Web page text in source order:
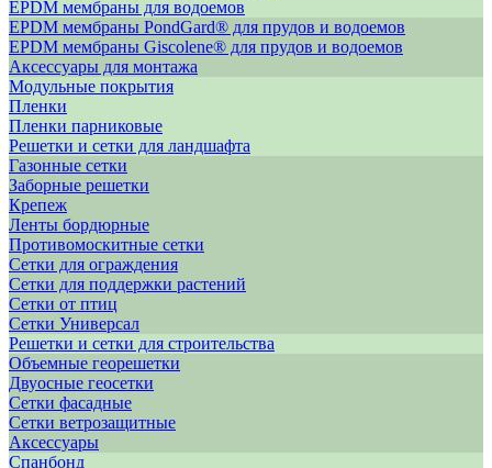
ЕРDM мембраны для водоемов
EPDM мембраны PondGard® для прудов и водоемов
EPDM мембраны Giscolene® для прудов и водоемов
Аксессуары для монтажа
Модульные покрытия
Пленки
Пленки парниковые
Решетки и сетки для ландшафта
Газонные сетки
Заборные решетки
Крепеж
Ленты бордюрные
Противомоскитные сетки
Сетки для ограждения
Сетки для поддержки растений
Сетки от птиц
Сетки Универсал
Решетки и сетки для строительства
Объемные георешетки
Двуосные геосетки
Сетки фасадные
Сетки ветрозащитные
Аксессуары
Спанбонд